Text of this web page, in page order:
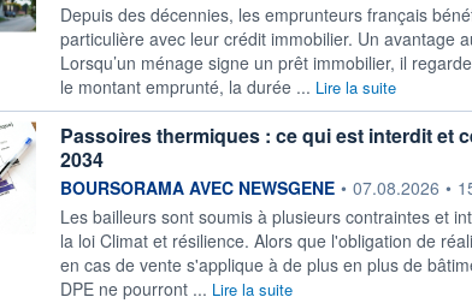
Depuis des décennies, les emprunteurs français
particulière avec leur crédit immobilier. Un avantage
Lorsqu’un ménage signe un prêt immobilier, il
le montant emprunté, la durée ... Lire la suite
Passoires thermiques : ce qui est interdit et
2034
information fournie par
BOURSORAMA AVEC NEWSGENE • 07.08.2026 •
Les bailleurs sont soumis à plusieurs contraintes et
la loi Climat et résilience. Alors que l'obligation de
en cas de vente s'applique à de plus en plus de
DPE ne pourront ... Lire la suite